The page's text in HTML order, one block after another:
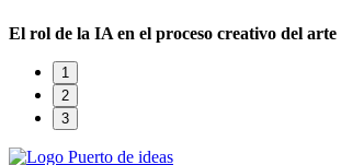
El rol de la IA en el proceso creativo del arte
1
2
3